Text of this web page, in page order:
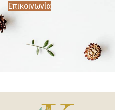
Επικοινωνία